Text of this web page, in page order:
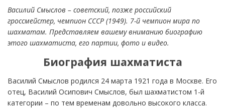
Василий Смыслов – советский, позже российский
гроссмейстер, чемпион СССР (1949). 7-й чемпион мира по
шахматам. Представляем вашему вниманию биографию
этого шахматиста, его партии, фото и видео.
Биография шахматиста
Василий Смыслов родился 24 марта 1921 года в Москве. Его
отец, Василий Осипович Смыслов, был шахматистом 1-й
категории – по тем временам довольно высокого класса.